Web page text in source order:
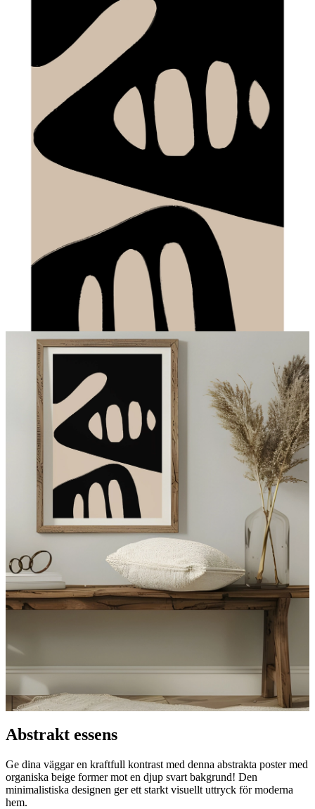
Abstrakt essens
Ge dina väggar en kraftfull kontrast med denna abstrakta poster med
organiska beige former mot en djup svart bakgrund! Den
minimalistiska designen ger ett starkt visuellt uttryck för moderna
hem.